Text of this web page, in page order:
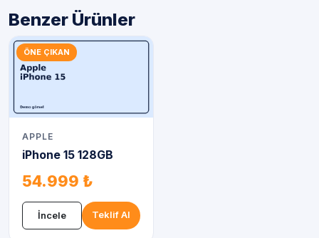
Benzer Ürünler
ÖNE ÇIKAN
APPLE
iPhone 15 128GB
54.999 ₺
İncele Teklif Al